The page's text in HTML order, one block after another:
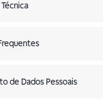
de Dados Pessoais